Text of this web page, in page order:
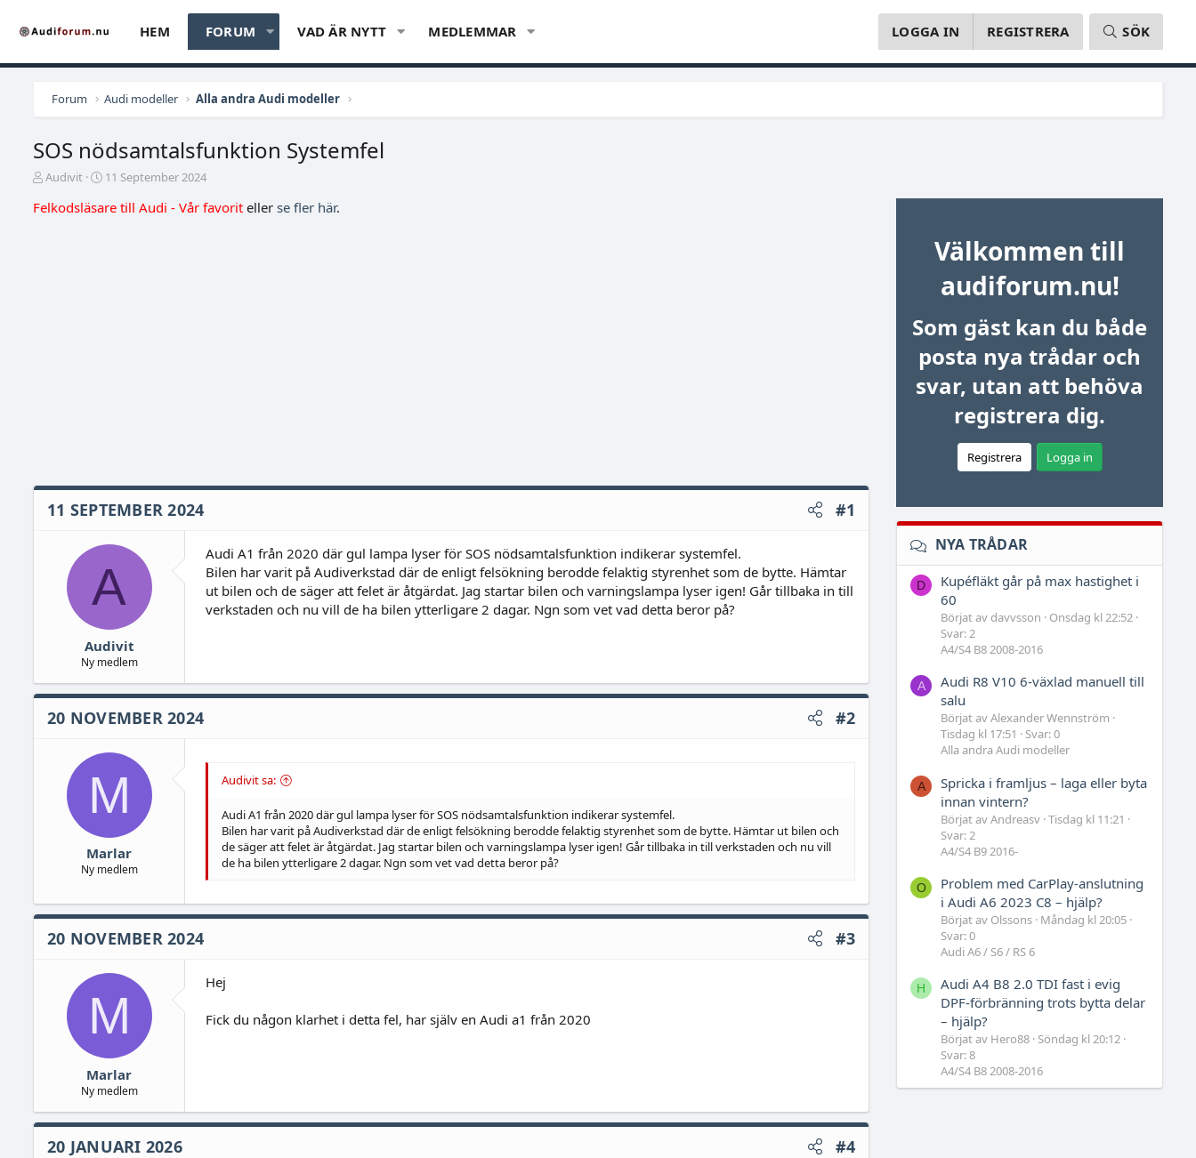
HEM FORUM VAD ÄR NYTT MEDLEMMAR LOGGA IN REGISTRERA SÖK
Forum Audi modeller Alla andra Audi modeller
SOS nödsamtalsfunktion Systemfel
T
å
Audivit
S
a
11 September 2024
Felkodsläsare till Audi - Vår favorit eller se fler här.
11 SEPTEMBER 2024 #1
A
Audivit
Ny medlem
Audi A1 från 2020 där gul lampa lyser för SOS nödsamtalsfunktion indikerar systemfel.
Bilen har varit på Audiverkstad där de enligt felsökning berodde felaktig styrenhet som de bytte. Hämtar
ut bilen och de säger att felet är åtgärdat. Jag startar bilen och varningslampa lyser igen! Går tillbaka in till
verkstaden och nu vill de ha bilen ytterligare 2 dagar. Ngn som vet vad detta beror på?
20 NOVEMBER 2024 #2
M
Marlar
Ny medlem
Audivit sa:
Audi A1 från 2020 där gul lampa lyser för SOS nödsamtalsfunktion indikerar systemfel.
Bilen har varit på Audiverkstad där de enligt felsökning berodde felaktig styrenhet som de bytte. Hämtar ut bilen och
de säger att felet är åtgärdat. Jag startar bilen och varningslampa lyser igen! Går tillbaka in till verkstaden och nu vill
de ha bilen ytterligare 2 dagar. Ngn som vet vad detta beror på?
20 NOVEMBER 2024 #3
M
Marlar
Ny medlem
Hej
Fick du någon klarhet i detta fel, har själv en Audi a1 från 2020
20 JANUARI 2026 #4
Välkommen till
audiforum.nu!
Som gäst kan du både
posta nya trådar och
svar, utan att behöva
registrera dig.
Registrera Logga in
NYA TRÅDAR
D
Kupéfläkt går på max hastighet i
60
Börjat av davvsson
Onsdag kl 22:52
Svar: 2
A4/S4 B8 2008-2016
A
Audi R8 V10 6-växlad manuell till
salu
Börjat av Alexander Wennström
Tisdag kl 17:51
Svar: 0
Alla andra Audi modeller
A
Spricka i framljus – laga eller byta
innan vintern?
Börjat av Andreasv Tisdag kl 11:21
Svar: 2
A4/S4 B9 2016-
O
Problem med CarPlay-anslutning
i Audi A6 2023 C8 – hjälp?
Börjat av Olssons Måndag kl 20:05
Svar: 0
Audi A6 / S6 / RS 6
H
Audi A4 B8 2.0 TDI fast i evig
DPF-förbränning trots bytta delar
– hjälp?
Börjat av Hero88 Söndag kl 20:12
Svar: 8
A4/S4 B8 2008-2016